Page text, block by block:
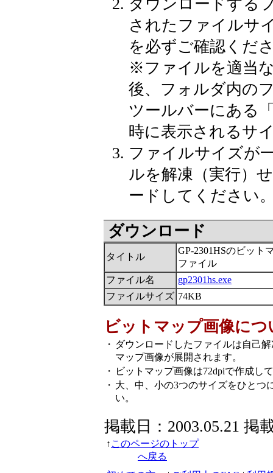
ダウンロードする
されたファイルサ
を必ずご確認くだ
※ファイルを適当
後、フォルダ内の
ツールバーにある
時に表示されるサ
ファイルサイズが
ルを解凍（実行）
ードしてください
ダウンロード
タイトル
GP-2301HSのビット
ファイル
ファイル名
gp2301hs.exe
ファイルサイズ 74KB
ビットマップ画像につ
・ ダウンロードしたファイルは自己
マップ画像が展開されます。
・
ビットマップ画像は72dpiで作成し
・ 大、中、小の3つのサイズをひとつ
い。
掲載日：2003.05.21 掲
↑ このページのトップ
へ戻る